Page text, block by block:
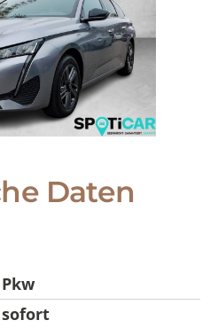
Daten
Pkw
sofort